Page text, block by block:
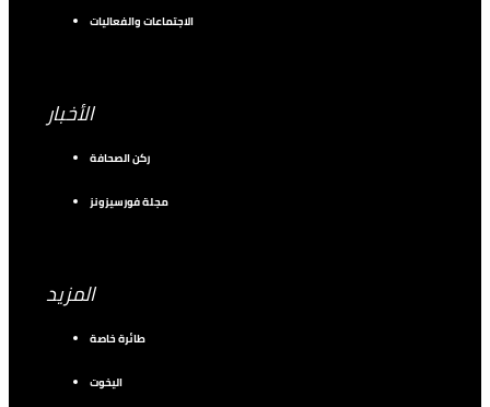
الاجتماعات والفعاليات
الأخبار
ركن الصحافة
مجلة فورسيزونز
المزيد
طائرة خاصة
اليخوت